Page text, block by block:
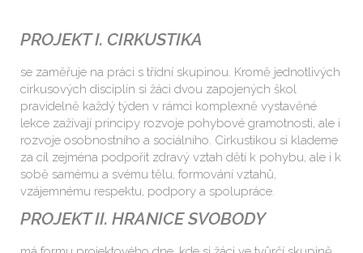
PROJEKT I. CIRKUSTIKA
se zaměřuje na práci s třídní skupinou. Kromě jednotlivých
cirkusových disciplín si žáci dvou zapojených škol
pravidelně každý týden v rámci komplexně vystavěné
lekce zažívají principy rozvoje pohybové gramotnosti, ale i
rozvoje osobnostního a sociálního. Cirkustikou si klademe
za cíl zejména podpořit zdravý vztah dětí k pohybu, ale i k
sobě samému a svému tělu, formování vztahů,
vzájemnému respektu, podpory a spolupráce.
PROJEKT II. HRANICE SVOBODY